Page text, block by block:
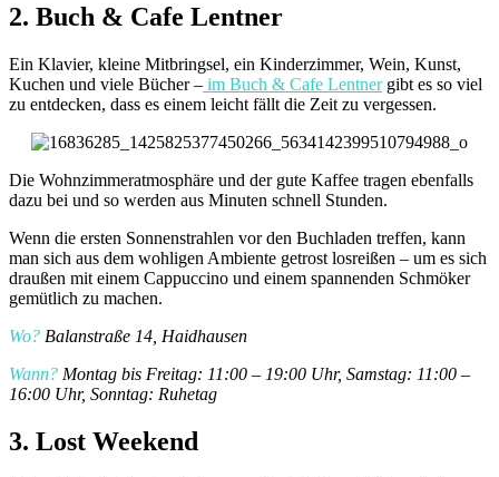
2. Buch & Cafe Lentner
Ein Klavier, kleine Mitbringsel, ein Kinderzimmer, Wein, Kunst,
Kuchen und viele Bücher – im Buch & Cafe Lentnergibt es so viel
zu entdecken, dass es einem leicht fällt die Zeit zu vergessen.
Die Wohnzimmeratmosphäre und der gute Kaffee tragen ebenfalls
dazu bei und so werden aus Minuten schnell Stunden.
Wenn die ersten Sonnenstrahlen vor den Buchladen treffen, kann
man sich aus dem wohligen Ambiente getrost losreißen – um es sich
draußen mit einem Cappuccino und einem spannenden Schmöker
gemütlich zu machen.
Wo? Balanstraße 14, Haidhausen
Wann? Montag bis Freitag: 11:00 – 19:00 Uhr, Samstag: 11:00 –
16:00 Uhr, Sonntag: Ruhetag
3. Lost Weekend